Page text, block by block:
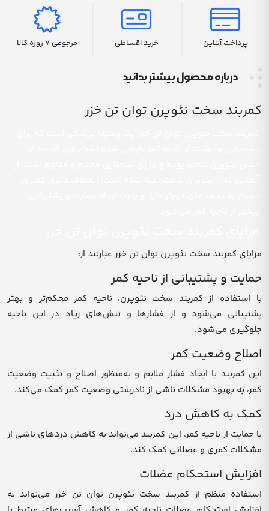
پرداخت آنلاین خرید اقساطی مرجوعی 7 روزه کالا
درباره محصول بیشتر بدانید
کمربند سخت نئوپرن توان تن خزر
مزایای کمربند سخت نئوپرن توان تن خزر عبارتند از:
حمایت و پشتیبانی از ناحیه کمر
با استفاده از کمربند سخت نئوپرن، ناحیه کمر محکم‌تر و بهتر
پشتیبانی می‌شود و از فشارها و تنش‌های زیاد در این ناحیه
جلوگیری می‌شود.
اصلاح وضعیت کمر
این کمربند با ایجاد فشار ملایم و به‌منظور اصلاح و تثبیت وضعیت
کمر، به بهبود مشکلات ناشی از نادرستی وضعیت کمر کمک می‌کند.
کمک به کاهش درد
با حمایت از ناحیه کمر، این کمربند می‌تواند به کاهش درد‌های ناشی از
مشکلات کمری و عضلانی کمک کند.
افزایش استحکام عضلات
استفاده منظم از کمربند سخت نئوپرن توان تن خزر می‌تواند به